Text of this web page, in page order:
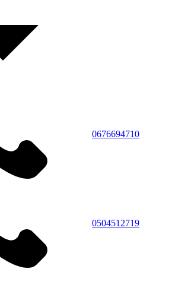
0676694710
0504512719